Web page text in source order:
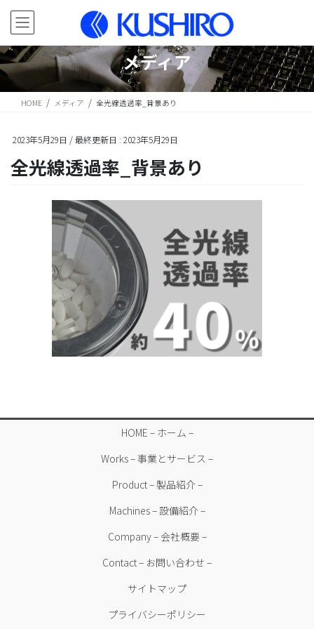
ン
ツ
に
移
ー
シ
ョ
ン
メディア
HOME メディア 全光線透過率_背景あり
2023年5月29日 / 最終更新日 : 2023年5月29日
全光線透過率_背景あり
HOME – ホーム –
Works – 事業とサービス –
Product – 製品紹介 –
Machines – 設備紹介 –
Company – 会社概要 –
Contact – お問い合わせ –
サイトマップ
プライバシーポリシー